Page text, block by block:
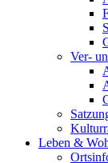
Ver-
Leben &